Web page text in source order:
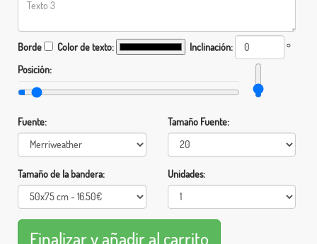
Borde Color de texto: Inclinación:
°
Posición:
Fuente: Tamaño Fuente:
Tamaño de la bandera: Unidades: